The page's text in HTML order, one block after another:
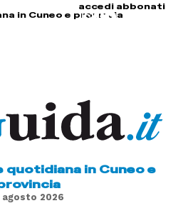
accedi abbonati
in Cuneo e provincia
quotidiana in Cuneo e
agosto 2026